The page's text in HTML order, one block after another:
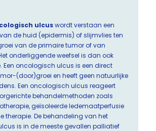
ulcuswordt verstaan een
de huid (epidermis) of slijmvlies ten
van de primaire tumor of van
onderliggende weefsel is dan ook
oncologisch ulcus is een direct
(door)groei en heeft geen natuurlijke
Een oncologisch ulcus reageert
behandelmethoden zoals
geïsoleerde ledemaatperfusie
therapie. De behandeling van het
is in de meeste gevallen palliatief